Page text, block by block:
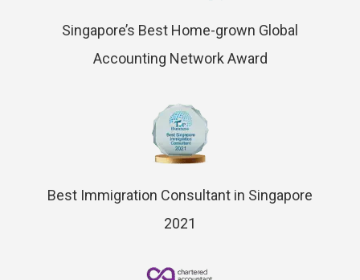
Singapore’s Best Home-grown Global
Accounting Network Award
Best Immigration Consultant in Singapore
2021